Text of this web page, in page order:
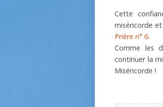
Cette
miséricorde
Prière n° 6.
Comme les
continuer la
Miséricorde !